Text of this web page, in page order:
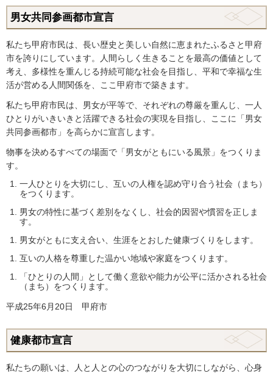
男女共同参画都市宣言
私たち甲府市民は、長い歴史と美しい自然に恵まれたふるさと甲府
市を誇りにしています。人間らしく生きることを最高の価値として
考え、多様性を重んじる持続可能な社会を目指し、平和で幸福な生
活が営める人間関係を、ここ甲府市で築きます。
私たち甲府市民は、男女が平等で、それぞれの尊厳を重んじ、一人
ひとりがいきいきと活躍できる社会の実現を目指し、ここに「男女
共同参画都市」を高らかに宣言します。
物事を決めるすべての場面で「男女がともにいる風景」をつくりま
す。
一人ひとりを大切にし、互いの人権を認め守り合う社会（ まち）
をつくります。
男女の特性に基づく差別をなくし、社会的因習や慣習を正しま
す。
男女がともに支え合い、生涯をとおした健康づくりをします。
互いの人格を尊重した温かい地域や家庭をつくります。
「ひとりの人間」として働く意欲や能力が公平に活かされる社会
（ まち） をつくります。
平成25年6月20日 甲府市
健康都市宣言
私たちの願いは、人と人との心のつながりを大切にしながら、心身